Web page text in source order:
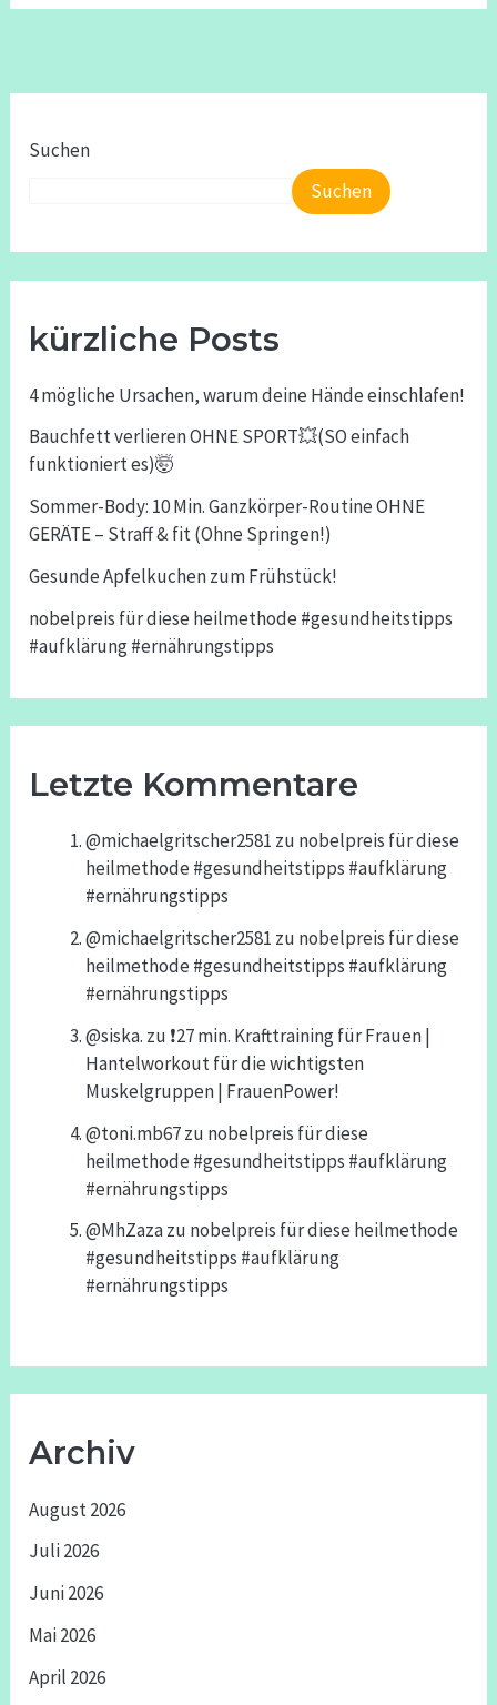
Suchen
Suchen
kürzliche Posts
4 mögliche Ursachen, warum deine Hände einschlafen!
Bauchfett verlieren OHNE SPORT💥(SO einfach
funktioniert es)🤯
Sommer-Body: 10 Min. Ganzkörper-Routine OHNE
GERÄTE – Straff & fit (Ohne Springen!)
Gesunde Apfelkuchen zum Frühstück!
nobelpreis für diese heilmethode #gesundheitstipps
#aufklärung #ernährungstipps
Letzte Kommentare
@michaelgritscher2581 zu nobelpreis für diese
heilmethode #gesundheitstipps #aufklärung
#ernährungstipps
@michaelgritscher2581 zu nobelpreis für diese
heilmethode #gesundheitstipps #aufklärung
#ernährungstipps
@siska. zu ❗️27 min. Krafttraining für Frauen |
Hantelworkout für die wichtigsten
Muskelgruppen | FrauenPower!
@toni.mb67zu nobelpreis für diese
heilmethode #gesundheitstipps #aufklärung
#ernährungstipps
@MhZazazu nobelpreis für diese heilmethode
#gesundheitstipps #aufklärung
#ernährungstipps
Archiv
August 2026
Juli 2026
Juni 2026
Mai 2026
April 2026